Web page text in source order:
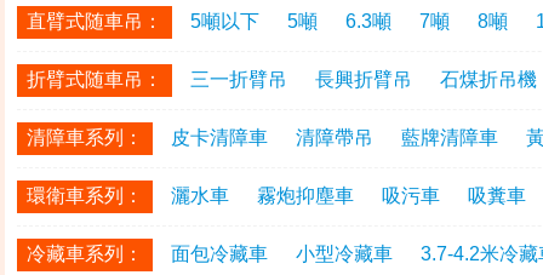
直臂式随車吊： 5噸以下 5噸 6.3噸 7噸 8噸
折臂式随車吊： 三一折臂吊 長興折臂吊 石煤折吊機
清障車系列： 皮卡清障車 清障帶吊 藍牌清障車
環衛車系列： 灑水車 霧炮抑塵車 吸污車 吸糞車
冷藏車系列： 面包冷藏車 小型冷藏車 3.7-4.2米冷藏